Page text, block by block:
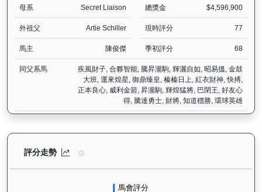
母系 Secret Liaison 總獎金 $4,596,900
外祖父 Artie Schiller 現時評分 77
馬主 陳俊傑 季初評分 68
同父系馬
疾風財子, 合夥智能, 騰昇瀧駒, 輝灑自如, 昭易搵, 金鼓
大班, 運來煌星, 御鼎臻皇, 榛榛日上, 紅衣財神, 快搏,
正本良心, 威利金箭, 昇瀧駒, 輝煌猛將, 巴閉王, 好友心
得, 騰達勇士, 財將, 知道穩勝, 環球英雄
評分走勢 寶進（K249）— 評分走勢圖表：追蹤香港賽